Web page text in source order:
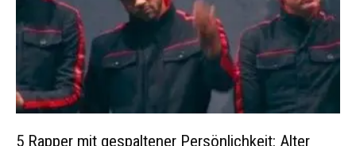
5 Rapper mit gespaltener Persönlichkeit: Alter